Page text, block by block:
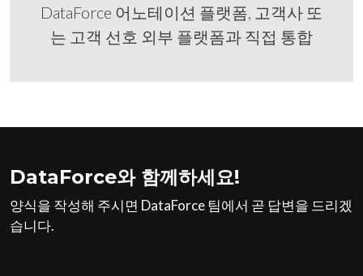
DataForce 어노테이션 플랫폼, 고객사 또
는 고객 선호 외부 플랫폼과 직접 통합
DataForce와 함께하세요!
양식을 작성해 주시면 DataForce 팀에서 곧 답변을 드리겠
습니다.